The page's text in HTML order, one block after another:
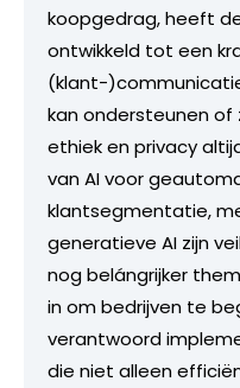
koopgedrag, heeft
ontwikkeld tot een
(klant-
kan ondersteunen of
ethiek en privacy
van AI voor
klantsegmentatie,
generatieve AI zijn
nog belángrijker
in om bedrijven te
verantwoord
die niet alleen